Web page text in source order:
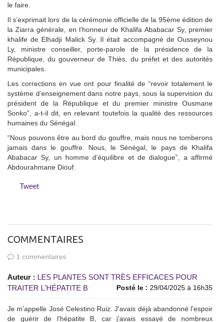
le faire.
Il s’exprimait lors de la cérémonie officielle de la 95ème édition de
la Ziarra générale, en l’honneur de Khalifa Ababacar Sy, premier
khalife de Elhadji Malick Sy. Il était accompagné de Ousseynou
Ly, ministre conseiller, porte-parole de la présidence de la
République, du gouverneur de Thiès, du préfet et des autorités
municipales.
Les corrections en vue ont pour finalité de “revoir totalement le
système d’enseignement dans notre pays, sous la supervision du
président de la République et du premier ministre Ousmane
Sonko”, a-t-il dit, en relevant toutefois la qualité des ressources
humaines du Sénégal.
“Nous pouvons être au bord du gouffre, mais nous ne tomberons
jamais dans le gouffre. Nous, le Sénégal, le pays de Khalifa
Ababacar Sy, un homme d’équilibre et de dialogue”, a affirmé
Abdourahmane Diouf.
Tweet
COMMENTAIRES
1 commentaires
Auteur : LES PLANTES SONT TRÈS EFFICACES POUR
TRAITER L'HÉPATITE B
Posté le : 29/04/2025 à 16h35
Je m'appelle José Celestino Ruiz. J'avais déjà abandonné l'espoir
de guérir de l'hépatite B, car j'avais essayé de nombreux